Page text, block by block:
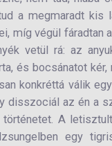
a megmaradt kis
míg végül fáradtan
vetül rá: az
és bocsánatot kér,
konkréttá válik
disszociál az én a
A
egy